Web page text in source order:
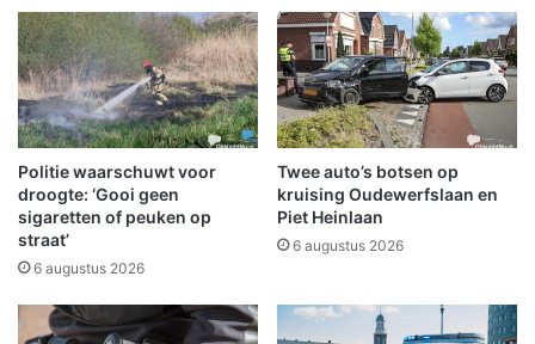
Politie waarschuwt voor
droogte: ‘Gooi geen
sigaretten of peuken op
straat’
6 augustus 2026
Twee auto’s botsen op
kruising Oudewerfslaan en
Piet Heinlaan
6 augustus 2026